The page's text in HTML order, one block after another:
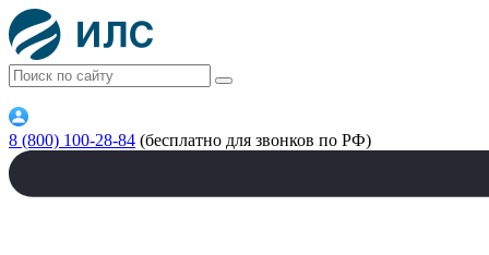
8 (800) 100-28-84 (бесплатно для звонков по РФ)